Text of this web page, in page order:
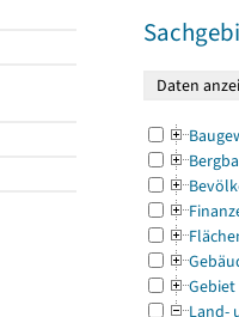
Gebiet
Land-